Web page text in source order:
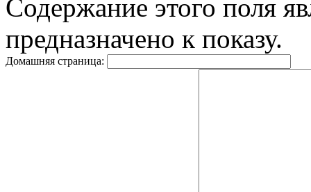
Содержание этого поля
предназначено к показу.
Домашняя страница: